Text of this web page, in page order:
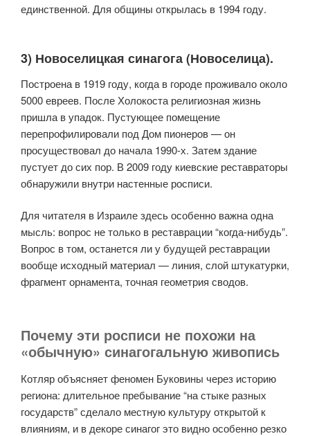
единственной. Для общины открылась в 1994 году.
3) Новоселицкая синагога (Новоселица).
Построена в 1919 году, когда в городе проживало около
5000 евреев. После Холокоста религиозная жизнь
пришла в упадок. Пустующее помещение
перепрофилировали под Дом пионеров — он
просуществовал до начала 1990-х. Затем здание
пустует до сих пор. В 2009 году киевские реставраторы
обнаружили внутри настенные росписи.
Для читателя в Израиле здесь особенно важна одна
мысль: вопрос не только в реставрации “когда-нибудь”.
Вопрос в том, останется ли у будущей реставрации
вообще исходный материал — линия, слой штукатурки,
фрагмент орнамента, точная геометрия сводов.
Почему эти росписи не похожи на
«обычную» синагогальную живопись
Котляр объясняет феномен Буковины через историю
региона: длительное пребывание “на стыке разных
государств” сделало местную культуру открытой к
влияниям, и в декоре синагог это видно особенно резко